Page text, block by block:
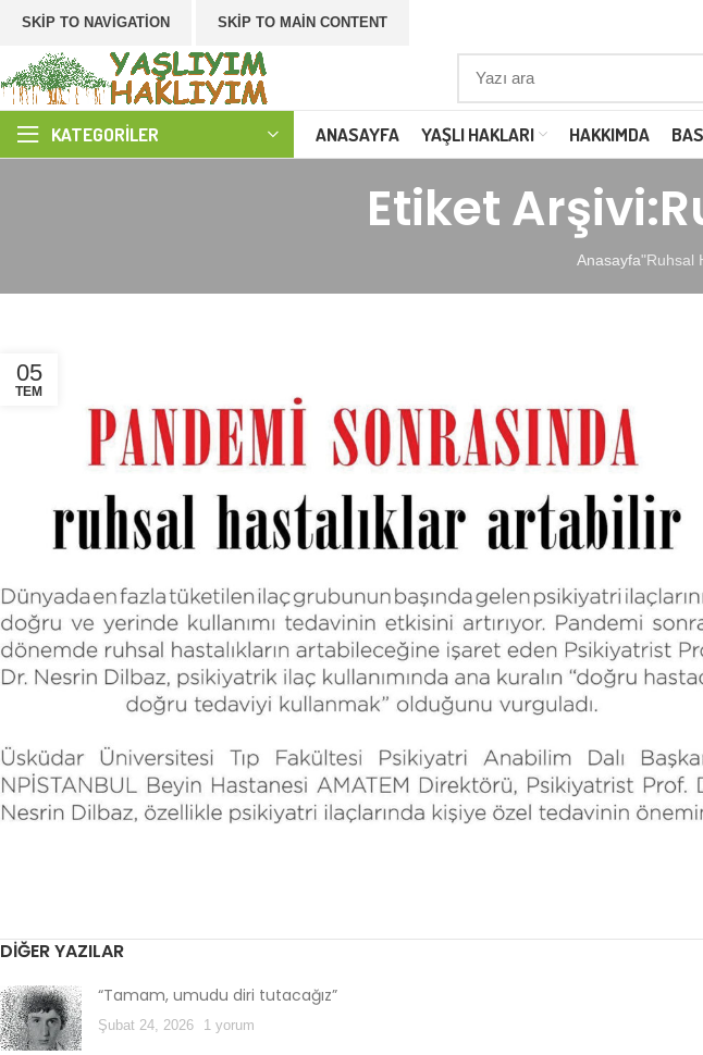
SKIP TO NAVIGATION SKIP TO MAIN CONTENT
KATEGORILER ANASAYFA YAŞLI HAKLARI HAKKIMDA
Etiket
Anasayfa"Ruhsal
05
TEM
DIĞER YAZILAR
“Tamam, umudu diri tutacağız”
Şubat 24, 2026 1 yorum